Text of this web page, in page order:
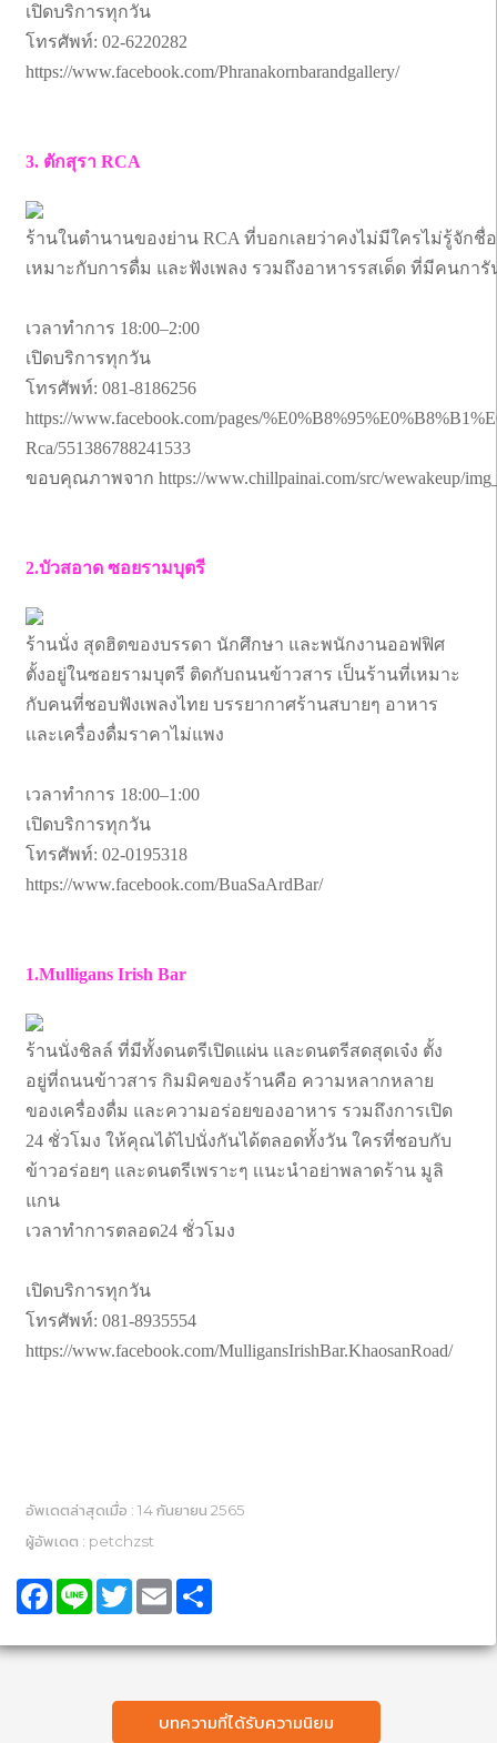
เปิดบริการทุกวัน
โทรศัพท์: 02-6220282
https://www.facebook.com/Phranakornbarandgallery/
3. ตักสุรา RCA
ร้านในตำนานของย่าน RCA ที่บอกเลยว่าคงไม่มีใครไม่รู้จัก
เหมาะกับการดื่ม และฟังเพลง รวมถึงอาหารรสเด็ด ที่มีคนกา
เวลาทำการ 18:00–2:00
เปิดบริการทุกวัน
โทรศัพท์: 081-8186256
https://www.facebook.com/pages/
Rca/551386788241533
ขอบคุณภาพจาก https://www.chillpainai.com/src/wewakeup/
2.บัวสอาด ซอยรามบุตรี
ร้านนั่ง สุดฮิตของบรรดา นักศึกษา และพนักงานออฟฟิศ
ตั้งอยู่ในซอยรามบุตรี ติดกับถนนข้าวสาร เป็นร้านที่เหมาะ
กับคนที่ชอบฟังเพลงไทย บรรยากาศร้านสบายๆ อาหาร
เเละเครื่องดื่มราคาไม่แพง
เวลาทำการ 18:00–1:00
เปิดบริการทุกวัน
โทรศัพท์: 02-0195318
https://www.facebook.com/BuaSaArdBar/
1.Mulligans Irish Bar
ร้านนั่งชิลล์ ที่มีทั้งดนตรีเปิดแผ่น และดนตรีสดสุดเจ๋ง ตั้ง
อยู่ที่ถนนข้าวสาร กิมมิคของร้านคือ ความหลากหลาย
ของเครื่องดื่ม และความอร่อยของอาหาร รวมถึงการเปิด
24 ชั่วโมง ให้คุณได้ไปนั่งกันได้ตลอดทั้งวัน ใครที่ชอบกับ
ข้าวอร่อยๆ และดนตรีเพราะๆ เเนะนำอย่าพลาดร้าน มูลิ
แกน
เวลาทำการตลอด24 ชั่วโมง
เปิดบริการทุกวัน
โทรศัพท์: 081-8935554
https://www.facebook.com/MulligansIrishBar.KhaosanRoad/
อัพเดตล่าสุดเมื่อ : 14 กันยายน 2565
ผู้อัพเดต : petchzst
Facebook
Line TwitterEmail
บทความที่ได้รับความนิยม